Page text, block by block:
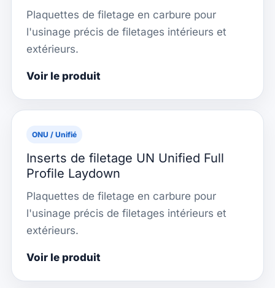
Plaquettes de filetage en carbure pour
l'usinage précis de filetages intérieurs et
extérieurs.
Voir le produit
ONU / Unifié
Inserts de filetage UN Unified Full
Profile Laydown
Plaquettes de filetage en carbure pour
l'usinage précis de filetages intérieurs et
extérieurs.
Voir le produit